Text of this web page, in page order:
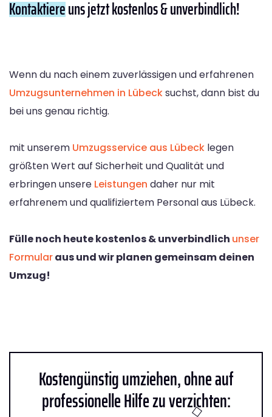
Kontaktiereuns jetzt kostenlos & unverbindlich!
Wenn du nach einem zuverlässigen und erfahrenen
Umzugsunternehmen in Lübecksuchst, dann bist du
bei uns genau richtig.
mit unserem Umzugsservice aus Lübeck legen
größten Wert auf Sicherheit und Qualität und
erbringen unsere Leistungen daher nur mit
erfahrenem und qualifiziertem Personal aus Lübeck.
Fülle noch heute kostenlos & unverbindlich unser
Formularaus und wir planen gemeinsam deinen
Umzug!
Kostengünstig umziehen, ohne auf
professionelle Hilfe zu verzichten: